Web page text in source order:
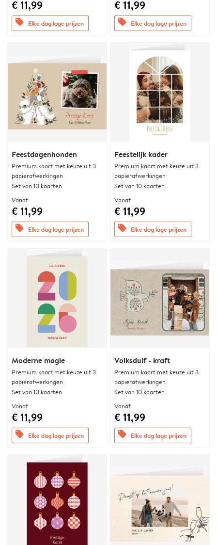
€ 11,99
offers Elke dag lage prijzen
€ 11,99
offers Elke dag lage prijzen
Feestdagenhonden
Premium kaart met keuze uit 3
papierafwerkingen
Set van 10 kaarten
Vanaf
€ 11,99
offers Elke dag lage prijzen
Feestelijk kader
Premium kaart met keuze uit 3
papierafwerkingen
Set van 10 kaarten
Vanaf
€ 11,99
offers Elke dag lage prijzen
Moderne magie
Premium kaart met keuze uit 3
papierafwerkingen
Set van 10 kaarten
Vanaf
€ 11,99
offers Elke dag lage prijzen
Volksduif - kraft
Premium kaart met keuze uit 3
papierafwerkingen
Set van 10 kaarten
Vanaf
€ 11,99
offers Elke dag lage prijzen